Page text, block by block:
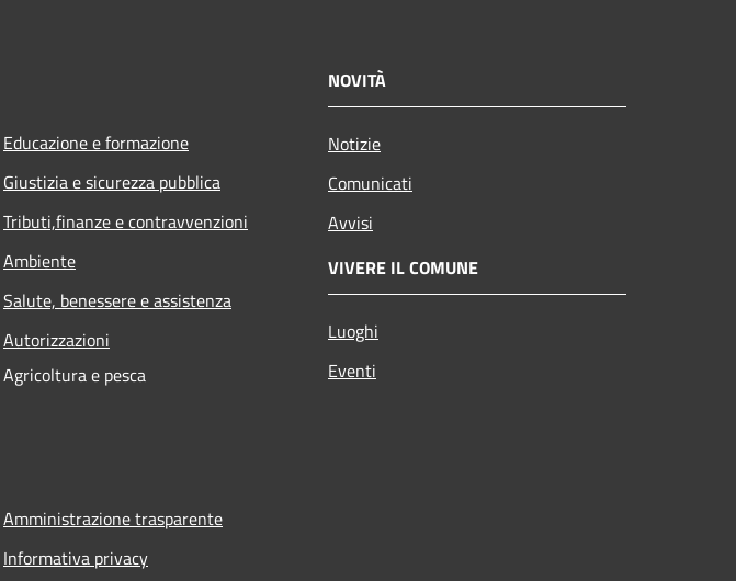
Educazione e formazione
Giustizia e sicurezza pubblica
Tributi,finanze e contravvenzioni
Ambiente
Salute, benessere e assistenza
Autorizzazioni
Agricoltura e pesca
NOVITÀ
Notizie
Comunicati
Avvisi
VIVERE IL COMUNE
Luoghi
Eventi
Amministrazione trasparente
Informativa privacy